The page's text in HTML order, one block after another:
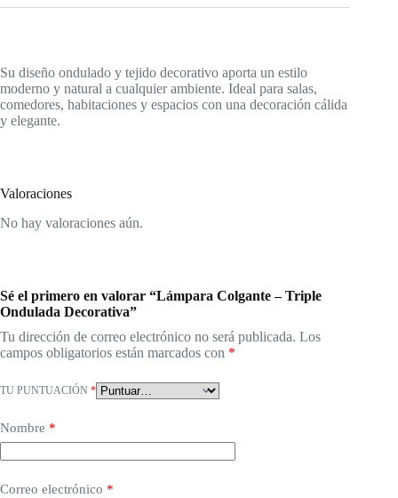
Su diseño ondulado y tejido decorativo aporta un estilo
moderno y natural a cualquier ambiente. Ideal para salas,
comedores, habitaciones y espacios con una decoración cálida
y elegante.
Valoraciones
No hay valoraciones aún.
Sé el primero en valorar “Lámpara Colgante – Triple
Ondulada Decorativa”
Tu dirección de correo electrónico no será publicada. Los
campos obligatorios están marcados con *
TU PUNTUACIÓN *
Nombre *
Correo electrónico *